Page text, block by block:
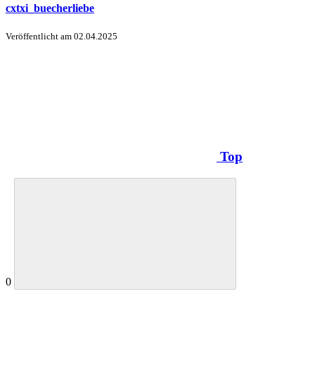
cxtxi_buecherliebe
Veröffentlicht am 02.04.2025
Top
0